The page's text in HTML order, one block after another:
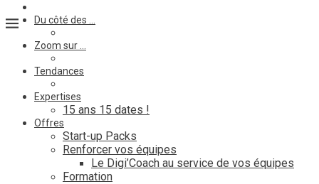
Du côté des …
Zoom sur …
Tendances
Expertises
15 ans 15 dates !
Offres
Start-up Packs
Renforcer vos équipes
Le Digi’Coach au service de vos équipes
Formation